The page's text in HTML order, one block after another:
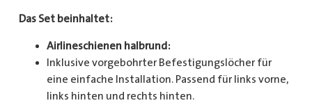
Das Set beinhaltet:
Airlineschienen halbrund:
Inklusive vorgebohrter Befestigungslöcher für
eine einfache Installation. Passend für links vorne,
links hinten und rechts hinten.